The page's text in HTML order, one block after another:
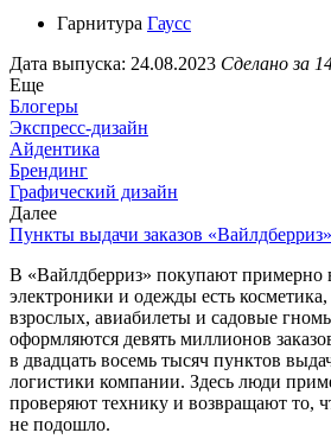
Гарнитура Гаусс
Дата выпуска: 24.08.2023 Сделано за
Еще
Блогеры
Экспресс-дизайн
Айдентика
Брендинг
Графический дизайн
Далее
Пункты выдачи заказов «Вайлдберриз»
В «Вайлдберриз» покупают примерно
электроники и одежды есть
взрослых, авиабилеты и садовые
оформляются девять миллионов
в двадцать восемь тысяч пунктов
логистики компании. Здесь люди
проверяют технику и возвращают то,
не подошло.